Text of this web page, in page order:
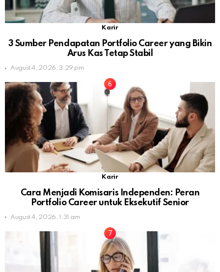
Karir
3 Sumber Pendapatan Portfolio Career yang Bikin
Arus Kas Tetap Stabil
August 4, 2026, 3:29 pm
Karir
Cara Menjadi Komisaris Independen: Peran
Portfolio Career untuk Eksekutif Senior
August 4, 2026, 1:31 am